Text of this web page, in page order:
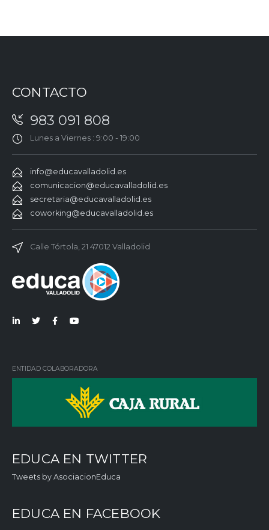
CONTACTO
983 091 808
Lunes a Viernes : 9:00 - 19:00
info@educavalladolid.es
comunicacion@educavalladolid.es
secretaria@educavalladolid.es
coworking@educavalladolid.es
Calle Tórtola, 21 47012 Valladolid
ENTIDAD COLABORADORA
EDUCA EN TWITTER
Tweets by AsociacionEduca
EDUCA EN FACEBOOK